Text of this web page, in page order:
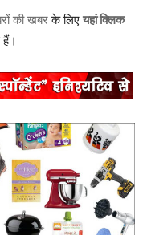
की खबरके लिए यहां क्लिक